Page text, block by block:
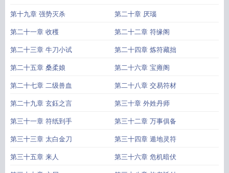
第十九章 强势灭杀 第二十章 厌瑙
第二十一章 收穫 第二十二章 符缘阁
第二十三章 牛刀小试 第二十四章 炼符藏拙
第二十五章 桑柔娘 第二十六章 宝雍阁
第二十七章 二级兽血 第二十八章 交易符材
第二十九章 玄鈺之言 第三十章 外姓丹师
第三十一章 符纸到手 第三十二章 万事俱备
第三十三章 太白金刀 第三十四章 遁地灵符
第三十五章 来人 第三十六章 危机暗伏